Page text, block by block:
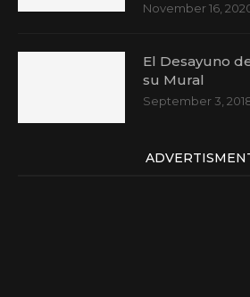
November 16,
El Desayuno
su Mural
September 3,